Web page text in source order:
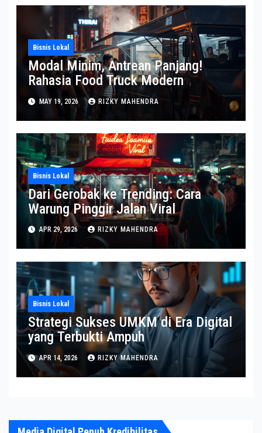
Bisnis Lokal
Modal Minim, Antrean Panjang!
Rahasia Food Truck Modern
MAY 19, 2026 RIZKY MAHENDRA
Bisnis Lokal
Dari Gerobak ke Trending: Cara
Warung Pinggir Jalan Viral
APR 29, 2026 RIZKY MAHENDRA
Bisnis Lokal
Strategi Sukses UMKM di Era Digital
yang Terbukti Ampuh
APR 14, 2026 RIZKY MAHENDRA